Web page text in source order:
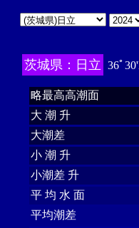
茨城県：日立 36ﾟ
略最高高潮面
大 潮 升
大潮差
小 潮 升
小潮差 升
平 均 水 面
平均潮差